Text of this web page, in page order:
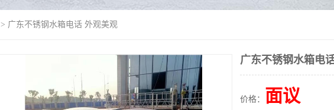
> 广东不锈钢水箱电话 外观美观
广东不锈钢水箱电
价格： 面议